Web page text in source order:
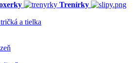
Trenírky
a tielka